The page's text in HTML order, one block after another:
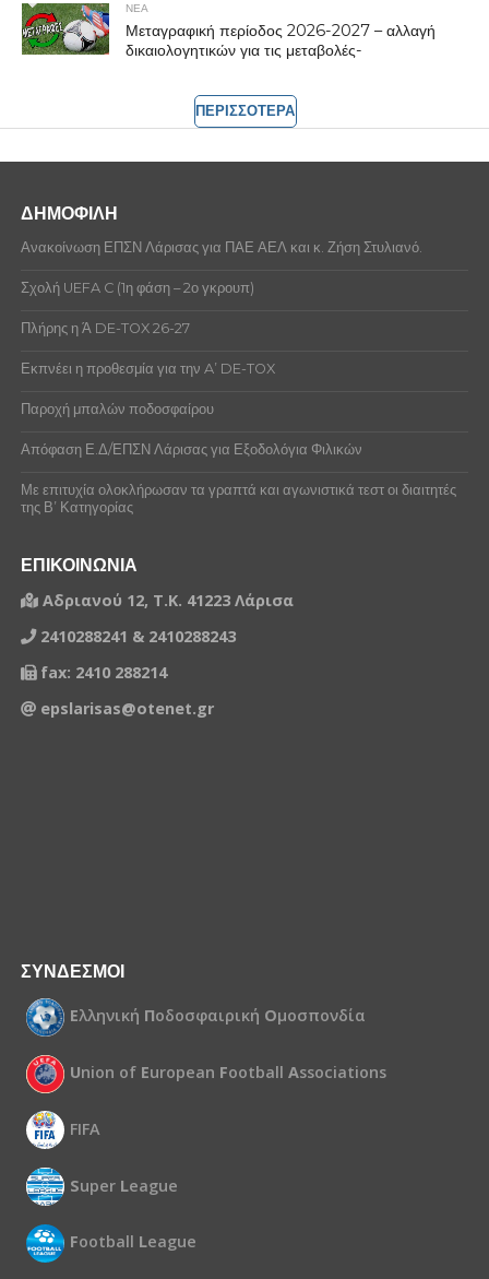
ΝΕΑ
Μεταγραφική περίοδος 2026-2027 – αλλαγή
δικαιολογητικών για τις μεταβολές-
ΠΕΡΙΣΣΟΤΕΡΑ
ΔΗΜΟΦΙΛΗ
Ανακοίνωση ΕΠΣΝ Λάρισας για ΠΑΕ ΑΕΛ και κ. Ζήση Στυλιανό.
Σχολή UEFA C (1η φάση – 2ο γκρουπ)
Πλήρης η Ά DE-TOX 26-27
Εκπνέει η προθεσμία για την A’ DE-TOX
Παροχή μπαλών ποδοσφαίρου
Απόφαση Ε.Δ/ΕΠΣΝ Λάρισας για Εξοδολόγια Φιλικών
Με επιτυχία ολοκλήρωσαν τα γραπτά και αγωνιστικά τεστ οι διαιτητές
της Β’ Κατηγορίας
ΕΠΙΚΟΙΝΩΝΙΑ
Αδριανού 12, Τ.Κ. 41223 Λάρισα
2410288241 & 2410288243
fax: 2410 288214
epslarisas@otenet.gr
ΣΥΝΔΕΣΜΟΙ
Ελληνική Ποδοσφαιρική Ομοσπονδία
Union of European Football Associations
FIFA
Super League
Football League